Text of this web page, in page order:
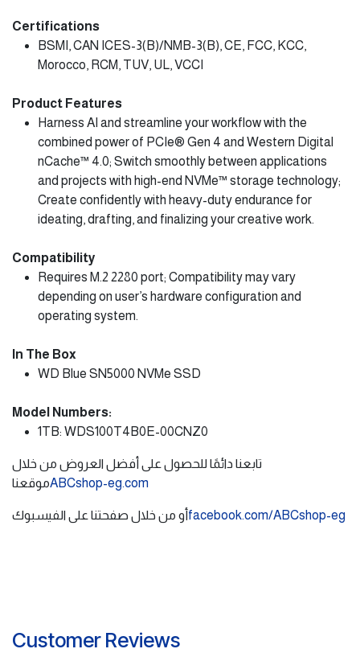
Certifications
BSMI, CAN ICES-3(B)/NMB-3(B), CE, FCC, KCC,
Morocco, RCM, TUV, UL, VCCI
Product Features
Harness AI and streamline your workflow with the
combined power of PCIe® Gen 4 and Western Digital
nCache™ 4.0; Switch smoothly between applications
and projects with high-end NVMe™ storage technology;
Create confidently with heavy-duty endurance for
ideating, drafting, and finalizing your creative work.
Compatibility
Requires M.2 2280 port; Compatibility may vary
depending on user’s hardware configuration and
operating system.
In The Box
WD Blue SN5000 NVMe SSD
Model Numbers:
1TB: WDS100T4B0E-00CNZ0
تابعنا دائمًا للحصول على أفضل العروض من خلال
موقعناABCshop-eg.com
أو من خلال صفحتنا على الفيسبوكfacebook.com/ABCshop-eg
Customer Reviews